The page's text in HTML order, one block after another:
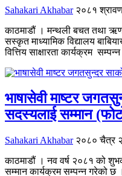
Sahakari Akhabar २०८१
काठमाडौं । मन्थली बचत तथा
सस्कृत माध्यामिक विद्यालय
वित्तिय साक्षारता कार्यक्रम
भाषासेवी माष्टर
सदस्यलाई सम्मान
Sahakari Akhabar २०८० चैत्र
काठमाडौं । नव वर्ष २०८१ को
सम्मान कार्यक्रम सम्पन्न गरेको